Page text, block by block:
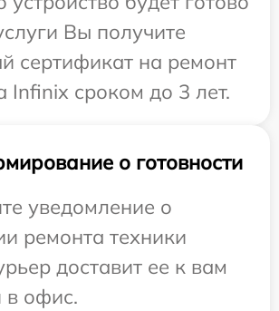
Вы получите
сертификат на ремонт
Infinix сроком до 3 лет.
о готовности
уведомление о
ремонта техники
доставит ее к вам
в офис.